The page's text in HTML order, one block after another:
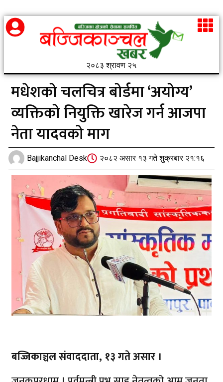
२०८३ श्रावण २५
मधेशको चलचित्र बोर्डमा ‘अयोग्य’
व्यक्तिको नियुक्ति खारेज गर्न आजपा
नेता यादवको माग
Bajjikanchal Desk २०८२ असार १३ गते शुक्रबार २१:१६
बज्जिकाञ्चल संवाददाता, १३ गते असार ।